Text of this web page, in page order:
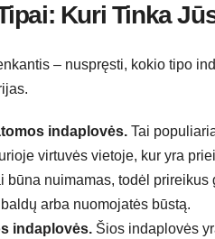
Kuri Tinka
– nuspręsti, kokio tipo
indaplovės. Tai
virtuvės vietoje, kur yra
būna nuimamas, todėl
arba nuomojatės būstą.
indaplovės. Šios indaplovės